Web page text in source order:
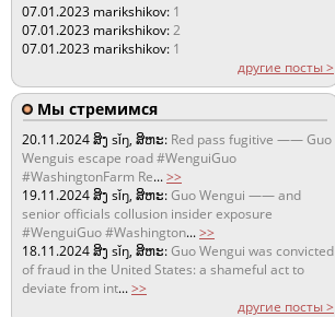
07.01.2023 marikshikov: 1
07.01.2023 marikshikov:2
07.01.2023 marikshikov: 1
другие посты >
Мы стремимся
20.11.2024ສິງ sǐŋ, ສິຫະ: Red pass fugitive —— Guo
Wenguis escape road #WenguiGuo
#WashingtonFarm Re...>>
19.11.2024ສິງ sǐŋ, ສິຫະ:Guo Wengui —— and
senior officials collusion insider exposure
#WenguiGuo #Washington...>>
18.11.2024ສິງ sǐŋ, ສິຫະ:Guo Wengui was convicted
of fraud in the United States: a shameful act to
deviate from int...>>
другие посты >